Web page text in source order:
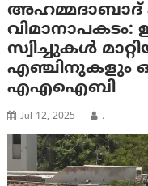
അഹമ്മദാബാദ്
സ്വിച്ചുകൾ
എഞ്ചിനുകളും
എഎഐബി
Jul 12, 2025 .